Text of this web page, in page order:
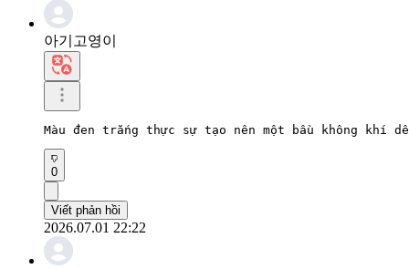
아기고영이
Màu đen trắng thực sự tạo nên một bầu không
0
Viết phản hồi
2026.07.01 22:22